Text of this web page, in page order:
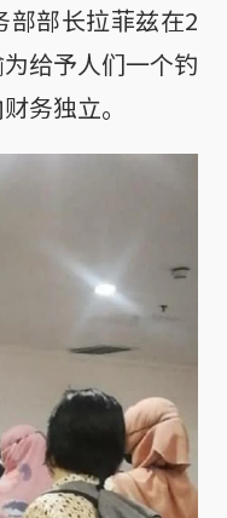
部部长拉菲兹在2
给予人们一个钓
务独立。